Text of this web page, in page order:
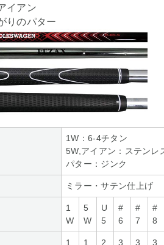
イアン
りのパター
1W：6-4チタン
5W,アイアン：ステンレ
パター：ジンク
ミラー・サテン仕上げ
1
W
5
W
U
5
#
6
#
7
#
8
1 1 2 3 3 3